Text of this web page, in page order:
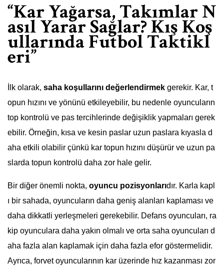
“Kar Yağarsa, Takımlar N
asıl Yarar Sağlar? Kış Koş
ullarında Futbol Taktikl
eri”
İlk olarak, saha koşullarını değerlendirmek gerekir. Kar, t
opun hızını ve yönünü etkileyebilir, bu nedenle oyuncuların
top kontrolü ve pas tercihlerinde değişiklik yapmaları gerek
ebilir. Örneğin, kısa ve kesin paslar uzun paslara kıyasla d
aha etkili olabilir çünkü kar topun hızını düşürür ve uzun pa
slarda topun kontrolü daha zor hale gelir.
Bir diğer önemli nokta, oyuncu pozisyonlarıdır. Karla kapl
ı bir sahada, oyuncuların daha geniş alanları kaplaması ve
daha dikkatli yerleşmeleri gerekebilir. Defans oyuncuları, ra
kip oyunculara daha yakın olmalı ve orta saha oyuncuları d
aha fazla alan kaplamak için daha fazla efor göstermelidir.
Ayrıca, forvet oyuncularının kar üzerinde hız kazanması zor